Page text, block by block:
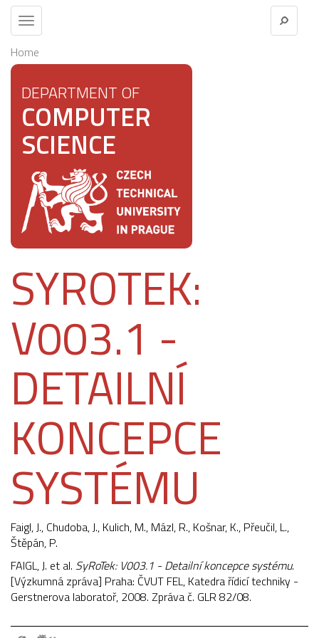
Toggle
navigation
Home
DEPARTMENT OF
COMPUTER
SCIENCE
SYROTEK:
V003.1 -
DETAILNÍ
KONCEPCE
SYSTÉMU
Faigl, J., Chudoba, J., Kulich, M., Mázl, R., Košnar, K., Přeučil, L.,
Štěpán, P.
FAIGL, J. et al. SyRoTek: V003.1 - Detailní koncepce systému.
[Výzkumná zpráva] Praha: ČVUT FEL, Katedra řídicí techniky -
Gerstnerova laboratoř, 2008. Zpráva č. GLR 82/08.